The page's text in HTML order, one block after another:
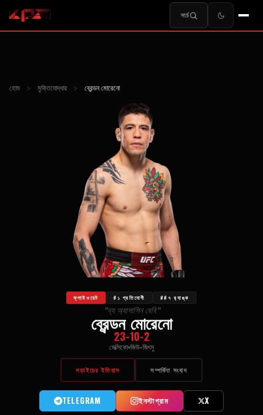
সার্চ
হোম > মুক্তিযোদ্ধার > ব্রেন্ডন মোরেনো
ফ্লাইওয়েট #১ প্রতিযোগী ##৭ র‍্যাঙ্ক
"দ্য অ্যাসাসিন বেবি"
ব্রেন্ডন মোরেনো
23-10-2
মেক্সিকো জিউ-জিৎসু
লড়াইয়ের ইতিহাস সম্পর্কিত সংবাদ
TELEGRAM ইনস্টাগ্রাম X